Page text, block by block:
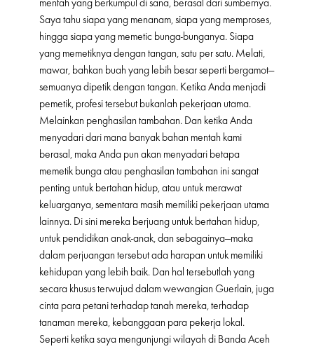
mentah yang berkumpul di sana, berasal dari sumbernya.
Saya tahu siapa yang menanam, siapa yang memproses,
hingga siapa yang memetic bunga-bunganya. Siapa
yang memetiknya dengan tangan, satu per satu. Melati,
mawar, bahkan buah yang lebih besar seperti bergamot—
semuanya dipetik dengan tangan. Ketika Anda menjadi
pemetik, profesi tersebut bukanlah pekerjaan utama.
Melainkan penghasilan tambahan. Dan ketika Anda
menyadari dari mana banyak bahan mentah kami
berasal, maka Anda pun akan menyadari betapa
memetik bunga atau penghasilan tambahan ini sangat
penting untuk bertahan hidup, atau untuk merawat
keluarganya, sementara masih memiliki pekerjaan utama
lainnya. Di sini mereka berjuang untuk bertahan hidup,
untuk pendidikan anak-anak, dan sebagainya—maka
dalam perjuangan tersebut ada harapan untuk memiliki
kehidupan yang lebih baik. Dan hal tersebutlah yang
secara khusus terwujud dalam wewangian Guerlain, juga
cinta para petani terhadap tanah mereka, terhadap
tanaman mereka, kebanggaan para pekerja lokal.
Seperti ketika saya mengunjungi wilayah di Banda Aceh